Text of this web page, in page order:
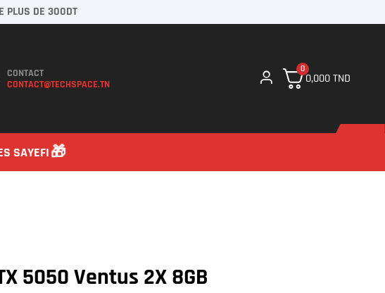
PLUS DE 300DT
CONTACT
CONTACT@TECHSPACE.TN
0
0,000TND
SAYEFI
5050 Ventus 2X 8GB